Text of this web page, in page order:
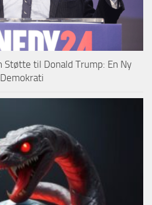
Støtte til Donald Trump: En Ny